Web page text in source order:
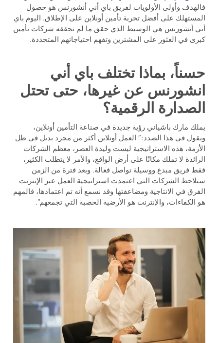
فالهدف وأولى الأولويات لفريق باي أني أنشورنس هو حصول
المستهلك على أفضل تجربة تأمين أونلاين على الإطلاق. اليوم باي
أني أنشورنس هي الوسيط الذي حقق ما لم تحققه شركات تأمين
كبرى في العثور على المشترين وتفهم احتياجاتهم المتجددة.
حسناً، بماذا تختلف باي أني
انشورنس عن غيرها، حتى تحتل
الصدارة الرقمية؟
يملك مارك باشياني رؤية جديدة في صناعة التأمين أونلاين،
ويقول في هذا الصدد:” العمل أونلاين أكثر من مجرد بديل في ظل
الأزمة، هذه الاستراتيجية ليست وليدة العصر، معظم الشركات
الرائدة لا تملك مكانًا على أرض الواقع، والأمر لا يتطلب الكثير،
فقط فريق مبدع ووسيلة تواصل فعالة. وبعد فترة من الزمن
ستلاحظ الشركات التي اعتمدت استراتيجية العمل عبر الإنترنت
الفرق في الانتاجية ومضاعفتها وقد نسمع أنه تم اعتمادها، فالمهم
هو الكفاءات، والإنترنت هو الأرضية الخصبة التي تجمعهم”.